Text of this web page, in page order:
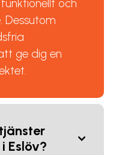
och
Dessutom
ge dig en
Eslöv?